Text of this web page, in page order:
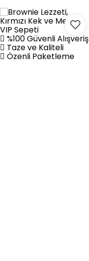
%100 Güvenli Alışveriş
Taze ve Kaliteli
Özenli Paketleme